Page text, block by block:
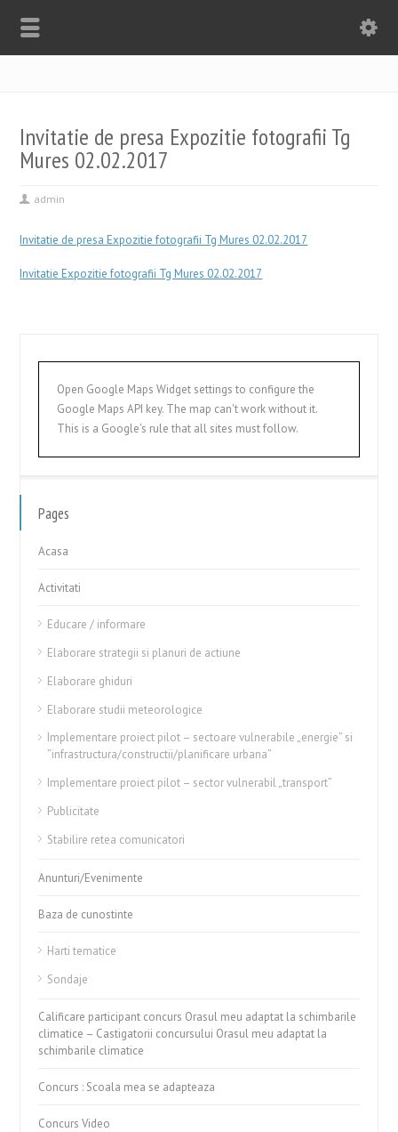
Invitatie de presa Expozitie fotografii Tg
Mures 02.02.2017
admin
Invitatie de presa Expozitie fotografii Tg Mures 02.02.2017
Invitatie Expozitie fotografii Tg Mures 02.02.2017
Open Google Maps Widget settings to configure the
Google Maps API key. The map can't work without it.
This is a Google's rule that all sites must follow.
Pages
Acasa
Activitati
Educare / informare
Elaborare strategii si planuri de actiune
Elaborare ghiduri
Elaborare studii meteorologice
Implementare proiect pilot – sectoare vulnerabile „energie” si
”infrastructura/constructii/planificare urbana”
Implementare proiect pilot – sector vulnerabil „transport”
Publicitate
Stabilire retea comunicatori
Anunturi/Evenimente
Baza de cunostinte
Harti tematice
Sondaje
Calificare participant concurs Orasul meu adaptat la schimbarile
climatice – Castigatorii concursului Orasul meu adaptat la
schimbarile climatice
Concurs : Scoala mea se adapteaza
Concurs Video